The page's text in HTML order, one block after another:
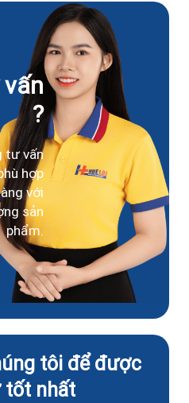
?
tư vấn
hợp
với
sản
phẩm.
tôi để được
tốt nhất